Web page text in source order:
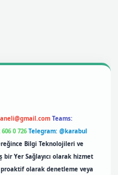
Teams:
0 726 Telegram: @karabul
Bilgi Teknolojileri ve
bir Yer Sağlayıcı olarak hizmet
olarak denetleme veya